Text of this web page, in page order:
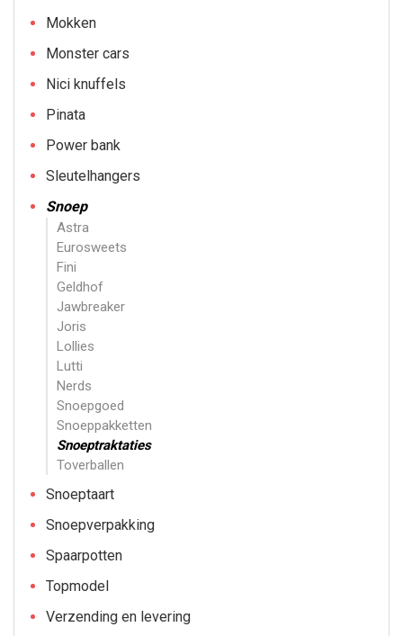
Mokken
Monster cars
Nici knuffels
Pinata
Power bank
Sleutelhangers
Snoep
Astra
Eurosweets
Fini
Geldhof
Jawbreaker
Joris
Lollies
Lutti
Nerds
Snoepgoed
Snoeppakketten
Snoeptraktaties
Toverballen
Snoeptaart
Snoepverpakking
Spaarpotten
Topmodel
Verzending en levering